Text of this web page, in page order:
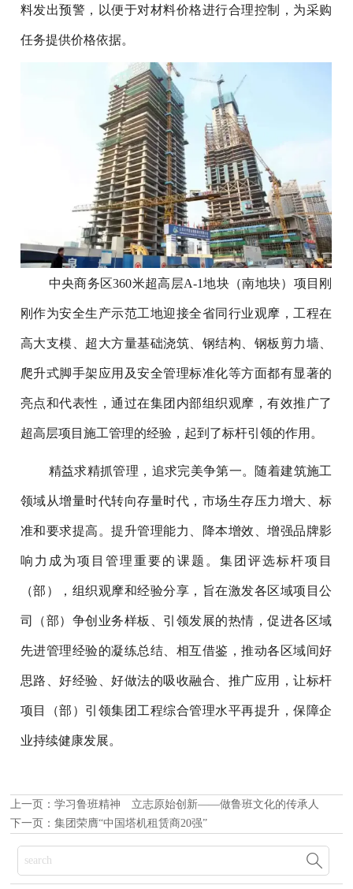
料发出预警，以便于对材料价格进行合理控制，为采购
任务提供价格依据。
中央商务区360米超高层A-1地块（南地块）项目刚
刚作为安全生产示范工地迎接全省同行业观摩，工程在
高大支模、超大方量基础浇筑、钢结构、钢板剪力墙、
爬升式脚手架应用及安全管理标准化等方面都有显著的
亮点和代表性，通过在集团内部组织观摩，有效推广了
超高层项目施工管理的经验，起到了标杆引领的作用。
精益求精抓管理，追求完美争第一。随着建筑施工
领域从增量时代转向存量时代，市场生存压力增大、标
准和要求提高。提升管理能力、降本增效、增强品牌影
响力成为项目管理重要的课题。集团评选标杆项目
（部），组织观摩和经验分享，旨在激发各区域项目公
司（部）争创业务样板、引领发展的热情，促进各区域
先进管理经验的凝练总结、相互借鉴，推动各区域间好
思路、好经验、好做法的吸收融合、推广应用，让标杆
项目（部）引领集团工程综合管理水平再提升，保障企
业持续健康发展。
上一页：学习鲁班精神 立志原始创新——做鲁班文化的传承人
下一页：集团荣膺“中国塔机租赁商20强”
